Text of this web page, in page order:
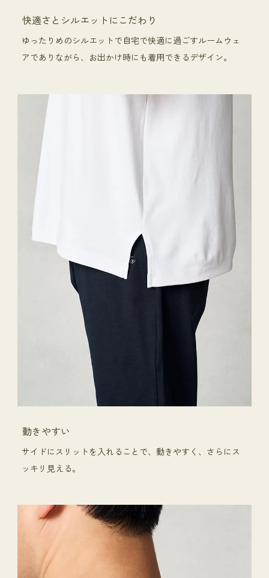
快適さとシルエットにこだわり
ゆったりめのシルエットで自宅で快適に過ごすルームウェ
アでありながら、お出かけ時にも着用できるデザイン。
動きやすい
サイドにスリットを入れることで、動きやすく、さらにス
ッキリ見える。